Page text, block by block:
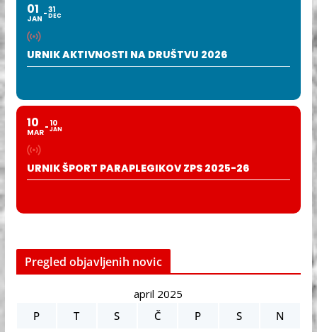
01
JAN
31
DEC
URNIK AKTIVNOSTI NA DRUŠTVU 2026
10
MAR
10
JAN
URNIK ŠPORT PARAPLEGIKOV ZPS 2025-26
Pregled objavljenih novic
april 2025
P
T S Č P S
N